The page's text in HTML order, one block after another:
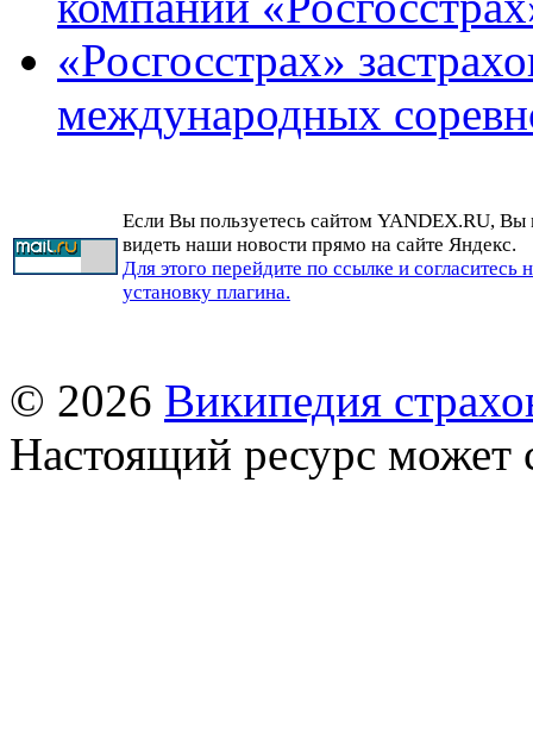
«Росгосстрах»
международных
Если Вы пользуетесь сайтом YANDEX.RU, Вы
видеть наши новости прямо на сайте Яндекс.
Для этого перейдите по ссылке и согласитесь
установку плагина.
© 2026 Википедия
Настоящий ресурс может